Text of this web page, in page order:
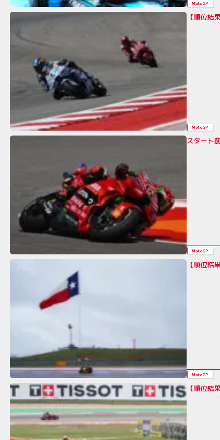
MotoGP
【順位
MotoGP
スタート
MotoGP
【順位
MotoGP
【順位